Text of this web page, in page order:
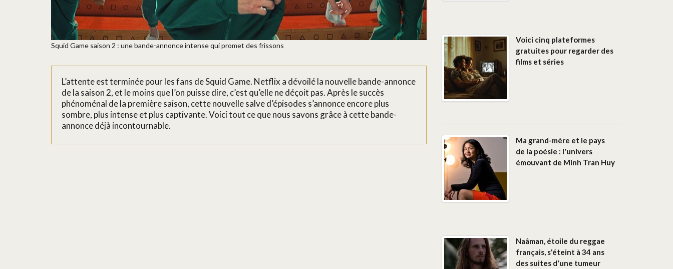
Squid Game saison 2 : une bande-annonce intense qui promet des frissons
L’attente est terminée pour les fans de Squid Game. Netflix a dévoilé la nouvelle bande-annonce
de la saison 2, et le moins que l’on puisse dire, c’est qu’elle ne déçoit pas. Après le succès
phénoménal de la première saison, cette nouvelle salve d’épisodes s’annonce encore plus
sombre, plus intense et plus captivante. Voici tout ce que nous savons grâce à cette bande-
annonce déjà incontournable.
Voici cinq plateformes
gratuites pour regarder des
films et séries
Ma grand-mère et le pays
de la poésie : l'univers
émouvant de Minh Tran Huy
Naâman, étoile du reggae
français, s'éteint à 34 ans
des suites d'une tumeur